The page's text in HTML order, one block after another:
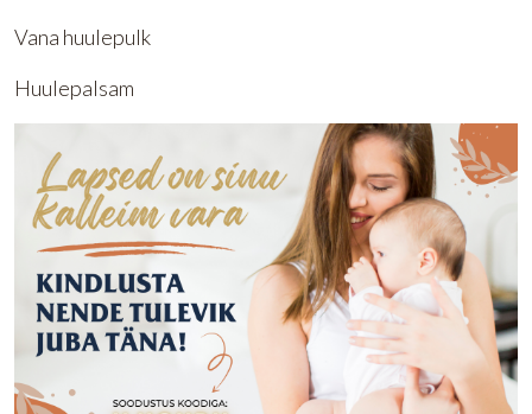
Vana huulepulk
Huulepalsam